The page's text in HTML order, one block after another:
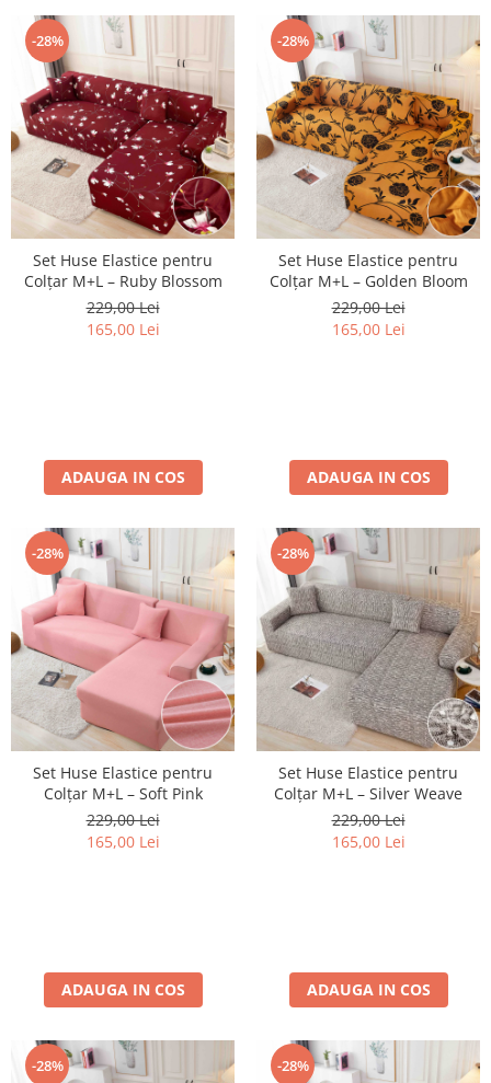
-28%
Set Huse Elastice pentru
Colțar M+L – Ruby Blossom
229,00 Lei
165,00 Lei
ADAUGA IN COS
-28%
Set Huse Elastice pentru
Colțar M+L – Golden Bloom
229,00 Lei
165,00 Lei
ADAUGA IN COS
-28%
Set Huse Elastice pentru
Colțar M+L – Soft Pink
229,00 Lei
165,00 Lei
ADAUGA IN COS
-28%
Set Huse Elastice pentru
Colțar M+L – Silver Weave
229,00 Lei
165,00 Lei
ADAUGA IN COS
-28% -28%